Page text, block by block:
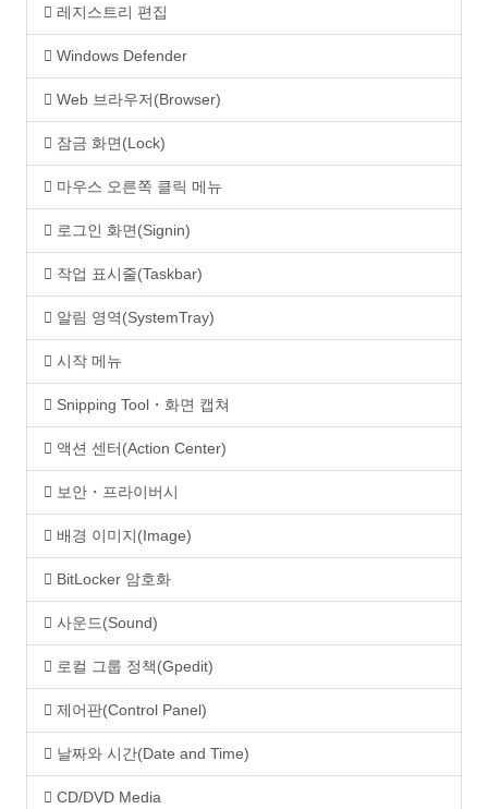
레지스트리 편집
Windows Defender
Web 브라우저(Browser)
잠금 화면(Lock)
마우스 오른쪽 클릭 메뉴
로그인 화면(Signin)
작업 표시줄(Taskbar)
알림 영역(SystemTray)
시작 메뉴
Snipping Tool・화면 캡쳐
액션 센터(Action Center)
보안・프라이버시
배경 이미지(Image)
BitLocker 암호화
사운드(Sound)
로컬 그룹 정책(Gpedit)
제어판(Control Panel)
날짜와 시간(Date and Time)
CD/DVD Media